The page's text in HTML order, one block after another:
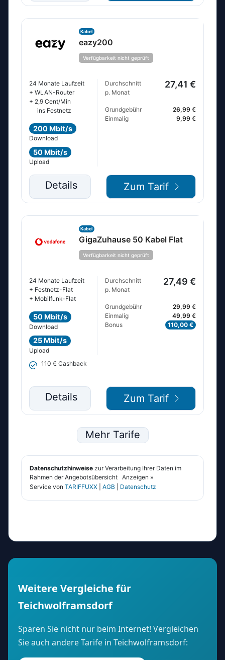
Weitere Vergleiche für
Teichwolframsdorf
Sparen Sie nicht nur beim Internet! Vergleichen
Sie auch andere Tarife in Teichwolframsdorf: